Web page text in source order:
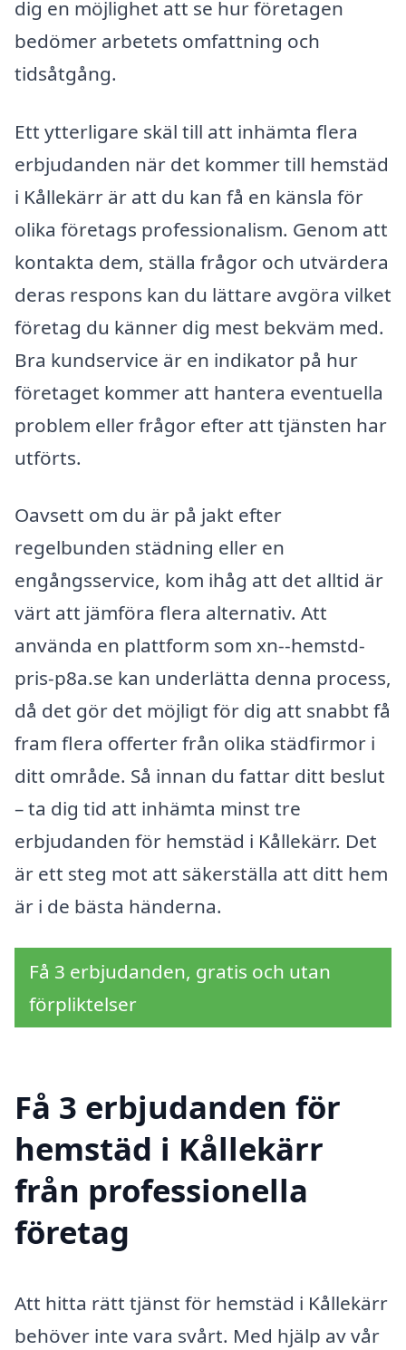
dig en möjlighet att se hur företagen
bedömer arbetets omfattning och
tidsåtgång.
Ett ytterligare skäl till att inhämta flera
erbjudanden när det kommer till hemstäd
i Kållekärr är att du kan få en känsla för
olika företags professionalism. Genom att
kontakta dem, ställa frågor och utvärdera
deras respons kan du lättare avgöra vilket
företag du känner dig mest bekväm med.
Bra kundservice är en indikator på hur
företaget kommer att hantera eventuella
problem eller frågor efter att tjänsten har
utförts.
Oavsett om du är på jakt efter
regelbunden städning eller en
engångsservice, kom ihåg att det alltid är
värt att jämföra flera alternativ. Att
använda en plattform som xn--hemstd-
pris-p8a.se kan underlätta denna process,
då det gör det möjligt för dig att snabbt få
fram flera offerter från olika städfirmor i
ditt område. Så innan du fattar ditt beslut
– ta dig tid att inhämta minst tre
erbjudanden för hemstäd i Kållekärr. Det
är ett steg mot att säkerställa att ditt hem
är i de bästa händerna.
Få 3 erbjudanden, gratis och utan
förpliktelser
Få 3 erbjudanden för
hemstäd i Kållekärr
från professionella
företag
Att hitta rätt tjänst för hemstäd i Kållekärr
behöver inte vara svårt. Med hjälp av vår